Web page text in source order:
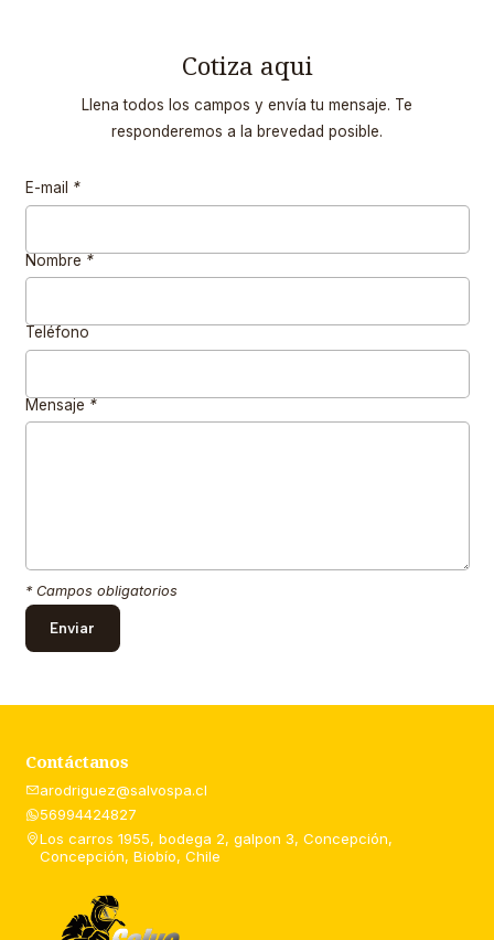
Cotiza aqui
Llena todos los campos y envía tu mensaje. Te
responderemos a la brevedad posible.
E-mail *
Nombre *
Teléfono
Mensaje *
* Campos obligatorios
Contáctanos
arodriguez@salvospa.cl
56994424827
Los carros 1955, bodega 2, galpon 3, Concepción,
Concepción, Biobío, Chile